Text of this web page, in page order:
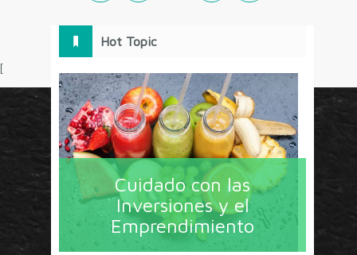
Hot Topic
Cuidado con las
Inversiones y el
Emprendimiento
[
Circulo Marketing concentra lo último en estrategias,
herramientas y tendencias con un enfoque en México
y América Latina. La revista contiene lo imprescindible
en tecnología, nuevas herramientas, liderazgo, redes
sociales y nuevas ideas en marketing. Los contenidos
están escritos por líderes de negocios y dirigidos hacia
todos los directores de marcas y especialistas en